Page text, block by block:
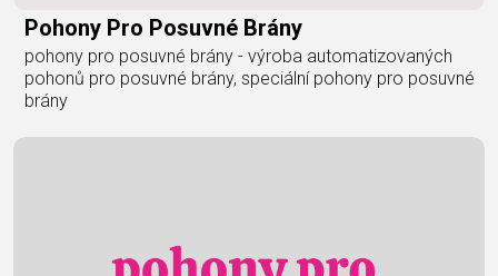
Pohony Pro Posuvné Brány
pohony pro posuvné brány - výroba automatizovaných
pohonů pro posuvné brány, speciální pohony pro posuvné
brány